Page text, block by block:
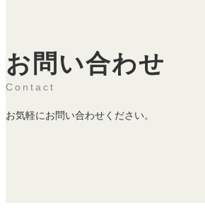
お問い合わせ
Contact
お気軽にお問い合わせください。